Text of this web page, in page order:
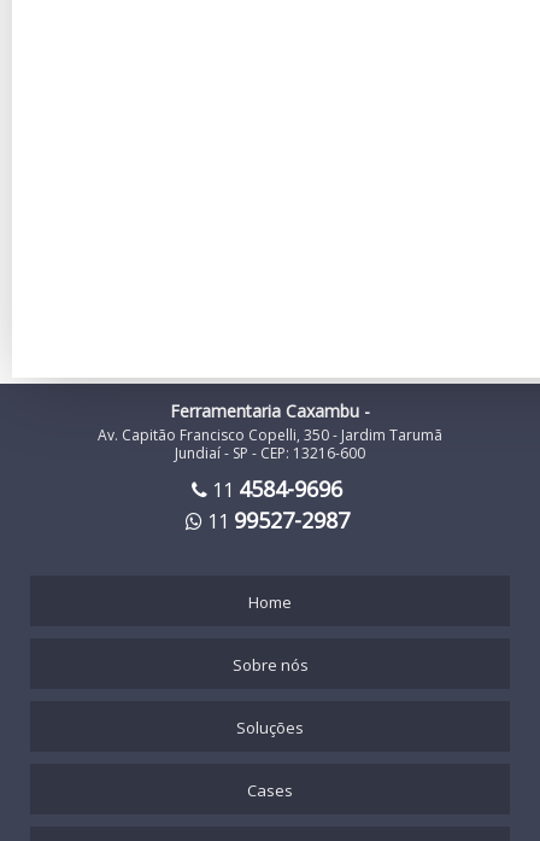
Ferramentaria Caxambu -
Av. Capitão Francisco Copelli, 350 - Jardim Tarumã
Jundiaí - SP - CEP: 13216-600
11 4584-9696
11 99527-2987
Home
Sobre nós
Soluções
Cases